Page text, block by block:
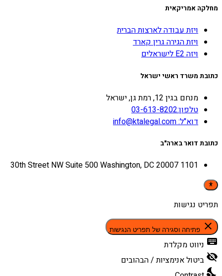
מחלקה אמריקאית
ויזת עבודה לארצות הברית
ויזת הגירה גרין קארד
ויזה E2 לישראלים
כתובת משרד ראשי ישראל
מנחם בגין 12, רמת גן, ישראל
טלפון:03-613-8202
דוא"ל: info@ktalegal.com
כתובת דואר בארה"ב
1101 30th Street NW Suite 500 Washington, DC 20007
תפריט נגישות
close פתיחה וסגירה של תפריט הנגישות
keyboard ניווט מקלדת
visibility_off ביטול אנימציות / הבהובים
nights_stay